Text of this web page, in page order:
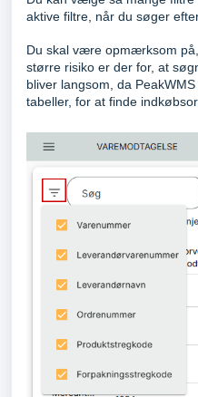
aktive filtre, når du søger
Du skal være opmærksom
større risiko er der for, at
bliver langsom, da
tabeller, for at finde